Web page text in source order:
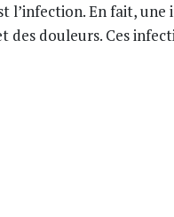
l’infection. En fait,
douleurs. Ces